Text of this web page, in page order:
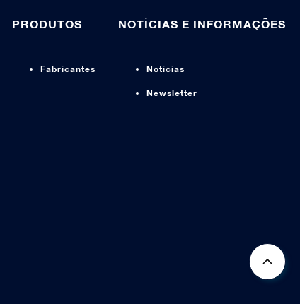
PRODUTOS
Fabricantes
NOTÍCIAS E INFORMAÇÕES
Noticias
Newsletter